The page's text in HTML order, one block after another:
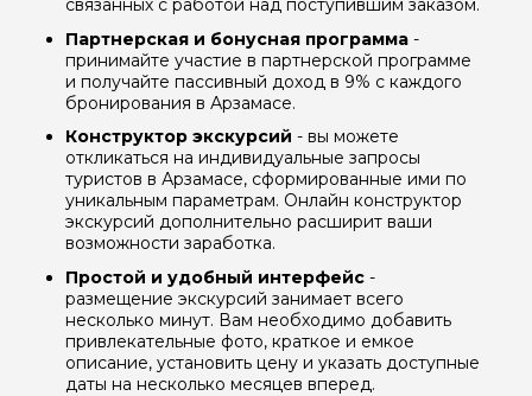
связанных с работой над поступившим заказом.
Партнерская и бонусная программа -
принимайте участие в партнерской программе
и получайте пассивный доход в 9% с каждого
бронирования в Арзамасе.
Конструктор экскурсий - вы можете
откликаться на индивидуальные запросы
туристов в Арзамасе, сформированные ими по
уникальным параметрам. Онлайн конструктор
экскурсий дополнительно расширит ваши
возможности заработка.
Простой и удобный интерфейс -
размещение экскурсий занимает всего
несколько минут. Вам необходимо добавить
привлекательные фото, краткое и емкое
описание, установить цену и указать доступные
даты на несколько месяцев вперед.